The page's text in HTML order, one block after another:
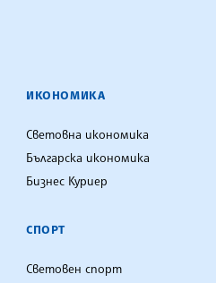
ИКОНОМИКА
Световна икономика
Българска икономика
Бизнес Куриер
СПОРТ
Световен спорт